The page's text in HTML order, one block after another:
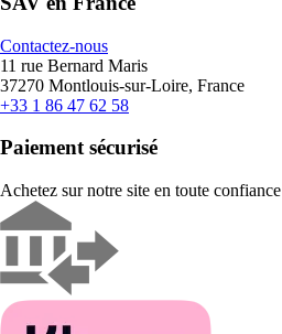
Contactez-nous
11 rue Bernard Maris
37270 Montlouis-sur-Loire, France
+33 1 86 47 62 58
Paiement sécurisé
Achetez sur notre site en toute confiance